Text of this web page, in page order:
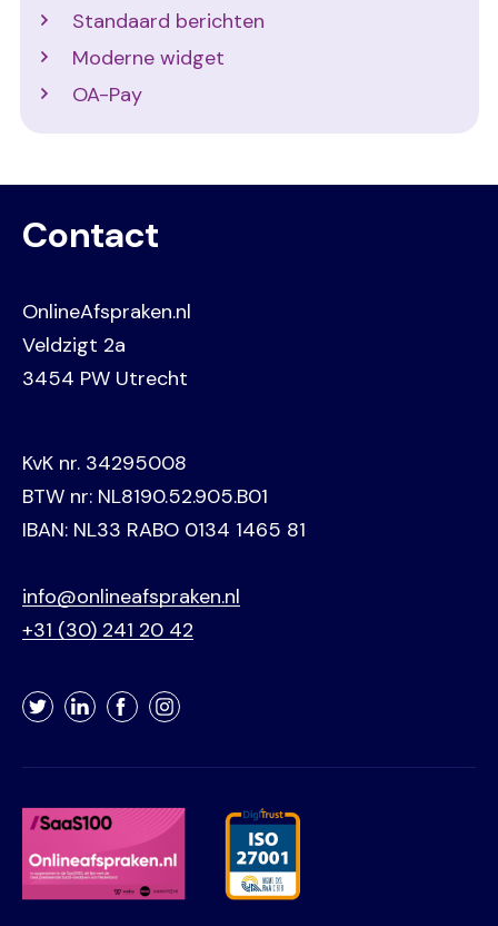
Standaard berichten
Moderne widget
OA-Pay
Contact
OnlineAfspraken.nl
Veldzigt 2a
3454 PW Utrecht
KvK nr. 34295008
BTW nr: NL8190.52.905.B01
IBAN: NL33 RABO 0134 1465 81
info@onlineafspraken.nl
+31 (30) 241 20 42
TwitterLinkedInFacebookInstagram